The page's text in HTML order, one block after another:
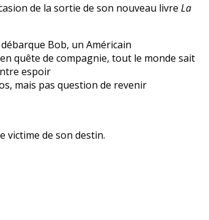
de la sortie de son nouveau livre La
Bob, un Américain
quête de compagnie, tout le monde sait
espoir
mais pas question de revenir
victime de son destin.